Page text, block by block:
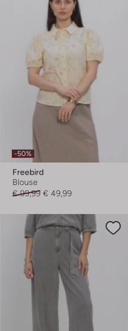
-50%
Freebird
Blouse
€ 99,99 € 49,99